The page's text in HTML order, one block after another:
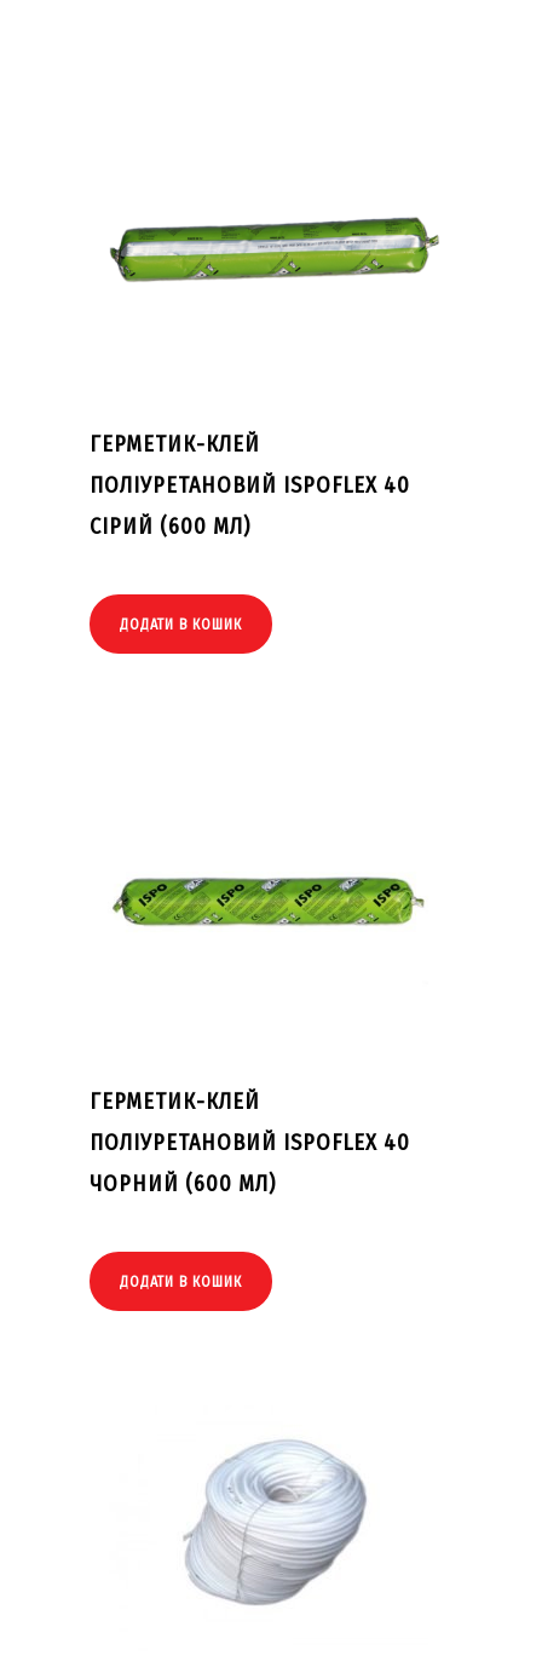
ГЕРМЕТИК-КЛЕЙ
ПОЛІУРЕТАНОВИЙ ISPOFLEX 40
СІРИЙ (600 МЛ)
ДОДАТИ В КОШИК
ГЕРМЕТИК-КЛЕЙ
ПОЛІУРЕТАНОВИЙ ISPOFLEX 40
ЧОРНИЙ (600 МЛ)
ДОДАТИ В КОШИК